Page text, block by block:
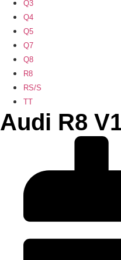
Q3
Q4
Q5
Q7
Q8
R8
RS/S
TT
Audi R8